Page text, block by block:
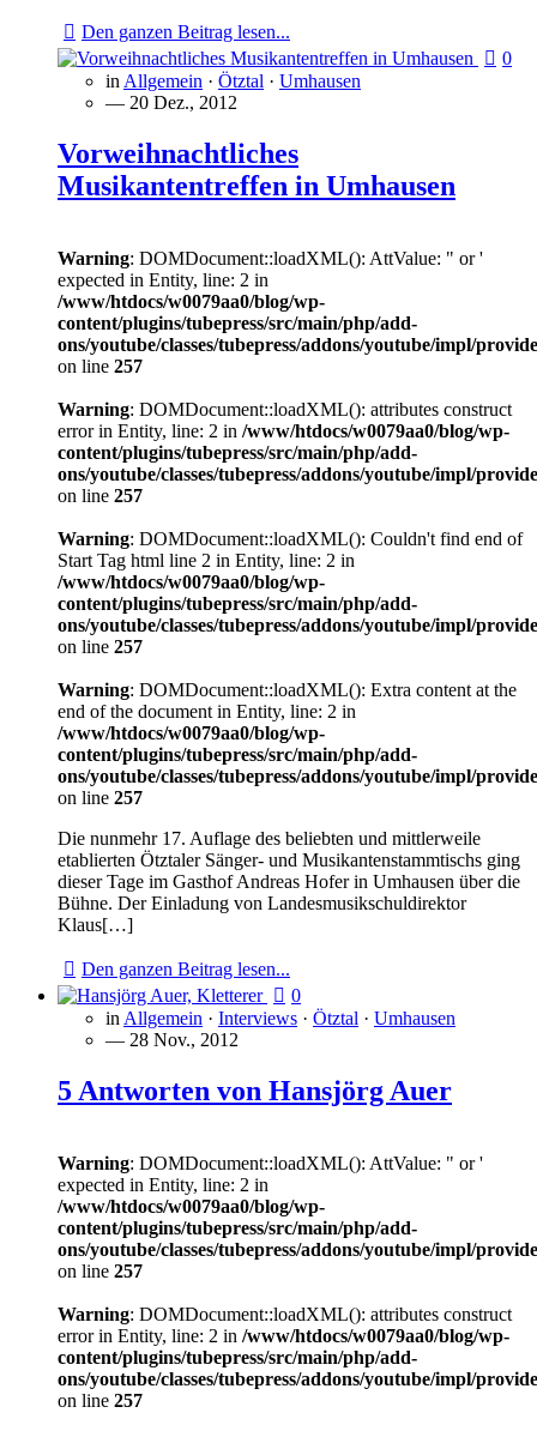
Den ganzen Beitrag lesen...
0
in Allgemein · Ötztal · Umhausen
— 20 Dez., 2012
Vorweihnachtliches
Musikantentreffen in Umhausen
Warning: DOMDocument::loadXML(): AttValue: " or '
expected in Entity, line: 2 in
/www/htdocs/w0079aa0/blog/wp-
content/plugins/tubepress/src/main/php/add-
ons/youtube/classes/tubepress/addons/youtube/impl/
on line 257
Warning: DOMDocument::loadXML(): attributes construct
error in Entity, line: 2 in /www/htdocs/w0079aa0/blog/wp-
content/plugins/tubepress/src/main/php/add-
ons/youtube/classes/tubepress/addons/youtube/impl/
on line 257
Warning: DOMDocument::loadXML(): Couldn't find end of
Start Tag html line 2 in Entity, line: 2 in
/www/htdocs/w0079aa0/blog/wp-
content/plugins/tubepress/src/main/php/add-
ons/youtube/classes/tubepress/addons/youtube/impl/
on line 257
Warning: DOMDocument::loadXML(): Extra content at the
end of the document in Entity, line: 2 in
/www/htdocs/w0079aa0/blog/wp-
content/plugins/tubepress/src/main/php/add-
ons/youtube/classes/tubepress/addons/youtube/impl/
on line 257
Die nunmehr 17. Auflage des beliebten und mittlerweile
etablierten Ötztaler Sänger- und Musikantenstammtischs ging
dieser Tage im Gasthof Andreas Hofer in Umhausen über die
Bühne. Der Einladung von Landesmusikschuldirektor
Klaus[…]
Den ganzen Beitrag lesen...
0
in Allgemein · Interviews · Ötztal · Umhausen
— 28 Nov., 2012
5 Antworten von Hansjörg Auer
Warning: DOMDocument::loadXML(): AttValue: " or '
expected in Entity, line: 2 in
/www/htdocs/w0079aa0/blog/wp-
content/plugins/tubepress/src/main/php/add-
ons/youtube/classes/tubepress/addons/youtube/impl/
on line 257
Warning: DOMDocument::loadXML(): attributes construct
error in Entity, line: 2 in /www/htdocs/w0079aa0/blog/wp-
content/plugins/tubepress/src/main/php/add-
ons/youtube/classes/tubepress/addons/youtube/impl/
on line 257